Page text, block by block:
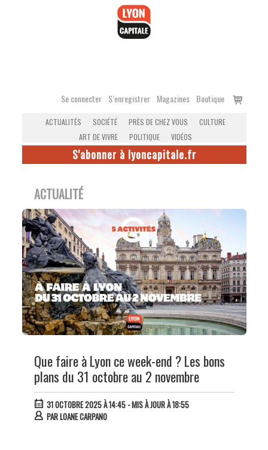
Se connecter S’enregistrer Magazines Boutique
Voir
ACTUALITÉS SOCIÉTÉ PRÈS DE CHEZ VOUS
CULTURE
ART DE VIVRE
POLITIQUE VIDÉOS
S'abonner à lyoncapitale.fr
ACTUALITÉ
Que faire à Lyon ce week-end ? Les bons
plans du 31 octobre au 2 novembre
31 OCTOBRE 2025 À 14:45- MIS À JOUR À 18:55
PARLOANE CARPANO